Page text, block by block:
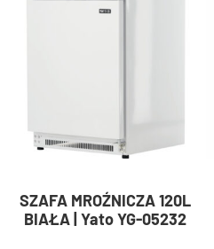
SZAFA MROŹNICZA 120L
BIAŁA | Yato YG-05232